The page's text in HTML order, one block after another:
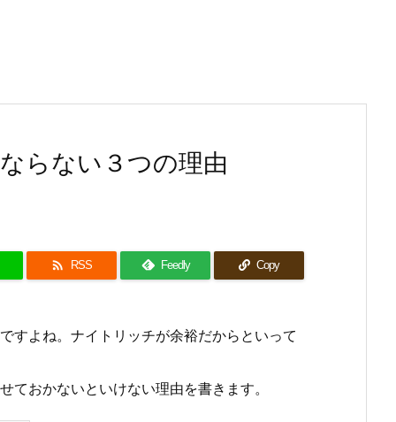
らない３つの理由
 RSS Feedly Copy
すよね。ナイトリッチが余裕だからといって
ておかないといけない理由を書きます。